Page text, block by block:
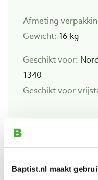
Baptist.nl maakt
Afmeting
Gewicht: 16 kg
Geschikt voor:
1340
Geschikt voor
Bekijk ook